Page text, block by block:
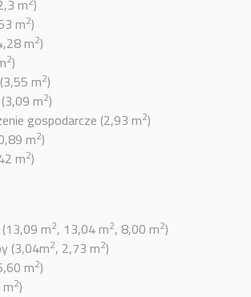
m )
m2)
m2)
2)
m2)
m2)
gospodarcze (2,93 m2)
m2)
m2)
m2, 13,04 m2, 8,00 m2)
(3,04m2, 2,73 m2)
m2)
2)